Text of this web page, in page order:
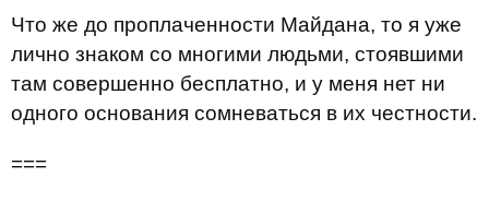
Что же до проплаченности Майдана, то я уже
лично знаком со многими людьми, стоявшими
там совершенно бесплатно, и у меня нет ни
одного основания сомневаться в их честности.
===